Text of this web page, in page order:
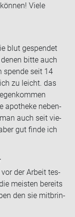
Viele
blut ge­spen­det
bitte auch
spen­de seit 14
zu leicht. das
apo­the­ke ne­ben­
auch seit vie­
gut finde ich
der Ar­beit tes­
meis­ten be­reits
den sie mit­brin­